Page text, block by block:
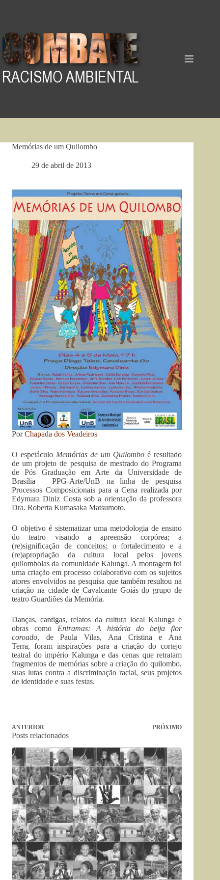
Memórias de um Quilombo
29 de abril de 2013
PorChapada dos Veadeiros
O espetáculo Memórias de um Quilomboé resultado
de um projeto de pesquisa de mestrado do Programa
de Pós Graduação em Arte da Universidade de
Brasília – PPG-Arte/UnB na linha de pesquisa
Processos Composicionais para a Cena realizada por
Edymara Diniz Costa sob a orientação da professora
Dra. Roberta Kumasaka Matsumoto.
O objetivo é sistematizar uma metodologia de ensino
do teatro visando a apreensão corpórea; a
(re)significação de conceitos; o fortalecimento e a
(re)apropriação da cultura local pelos jovens
quilombolas da comunidade Kalunga. A montagem foi
uma criação em processo colaborativo com os sujeitos
atores envolvidos na pesquisa que também resultou na
criação na cidade de Cavalcante Goiás do grupo de
teatro Guardiões da Memória.
Danças, cantigas, relatos da cultura local Kalunga e
obras como Entramas: A história do beija flor
coroado, de Paula Vilas, Ana Cristina e Ana
Terra, foram inspirações para a criação do cortejo
teatral do império Kalunga e das cenas que retratam
fragmentos de memórias sobre a criação do quilombo,
suas lutas contra a discriminação racial, seus projetos
de identidade e suas festas.
ANTERIOR PRÓXIMO
Posts relacionados